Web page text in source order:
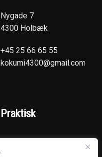
Nygade 7
4300 Holbæk
+45 25 66 65 55
kokumi4300@gmail.com
Praktisk